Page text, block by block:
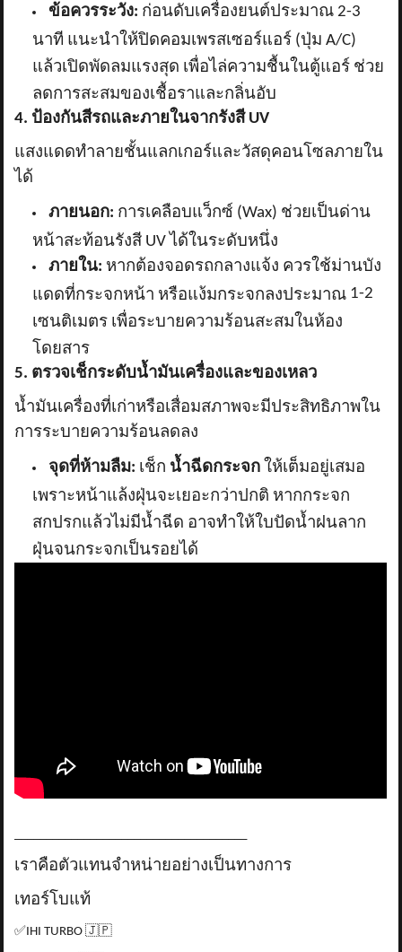
ข้อควรระวัง: ก่อนดับเครื่องยนต์ประมาณ2-3
นาที แนะนำให้ปิดคอมเพรสเซอร์แอร์ (ปุ่ม A/C)
แล้วเปิดพัดลมแรงสุด เพื่อไล่ความชื้นในตู้แอร์ ช่วย
ลดการสะสมของเชื้อราและกลิ่นอับ
4. ป้องกันสีรถและภายในจากรังสี UV
แสงแดดทำลายชั้นแลกเกอร์และวัสดุคอนโซลภายใน
ได้
ภายนอก: การเคลือบแว็กซ์ (Wax) ช่วยเป็นด่าน
หน้าสะท้อนรังสี UV ได้ในระดับหนึ่ง
ภายใน: หากต้องจอดรถกลางแจ้ง ควรใช้ม่านบัง
แดดที่กระจกหน้า หรือแง้มกระจกลงประมาณ 1-2
เซนติเมตร เพื่อระบายความร้อนสะสมในห้อง
โดยสาร
5. ตรวจเช็กระดับน้ำมันเครื่องและของเหลว
น้ำมันเครื่องที่เก่าหรือเสื่อมสภาพจะมีประสิทธิภาพใน
การระบายความร้อนลดลง
จุดที่ห้ามลืม: เช็ก น้ำฉีดกระจก ให้เต็มอยู่เสมอ
เพราะหน้าแล้งฝุ่นจะเยอะกว่าปกติ หากกระจก
สกปรกแล้วไม่มีน้ำฉีด อาจทำให้ใบปัดน้ำฝนลาก
ฝุ่นจนกระจกเป็นรอยได้
เราคือตัวแทนจำหน่ายอย่างเป็นทางการ
เทอร์โบแท้
✅ IHI TURBO🇯🇵